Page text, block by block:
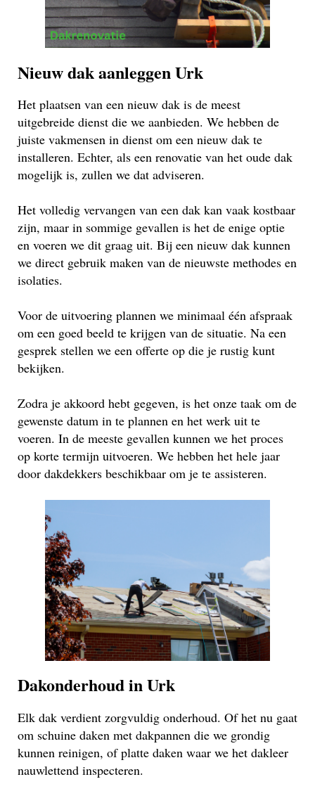
Nieuw dak aanleggen Urk
Het plaatsen van een nieuw dak is de meest
uitgebreide dienst die we aanbieden. We hebben de
juiste vakmensen in dienst om een nieuw dak te
installeren. Echter, als een renovatie van het oude dak
mogelijk is, zullen we dat adviseren.
Het volledig vervangen van een dak kan vaak kostbaar
zijn, maar in sommige gevallen is het de enige optie
en voeren we dit graag uit. Bij een nieuw dak kunnen
we direct gebruik maken van de nieuwste methodes en
isolaties.
Voor de uitvoering plannen we minimaal één afspraak
om een goed beeld te krijgen van de situatie. Na een
gesprek stellen we een offerte op die je rustig kunt
bekijken.
Zodra je akkoord hebt gegeven, is het onze taak om de
gewenste datum in te plannen en het werk uit te
voeren. In de meeste gevallen kunnen we het proces
op korte termijn uitvoeren. We hebben het hele jaar
door dakdekkers beschikbaar om je te assisteren.
Dakonderhoud in Urk
Elk dak verdient zorgvuldig onderhoud. Of het nu gaat
om schuine daken met dakpannen die we grondig
kunnen reinigen, of platte daken waar we het dakleer
nauwlettend inspecteren.